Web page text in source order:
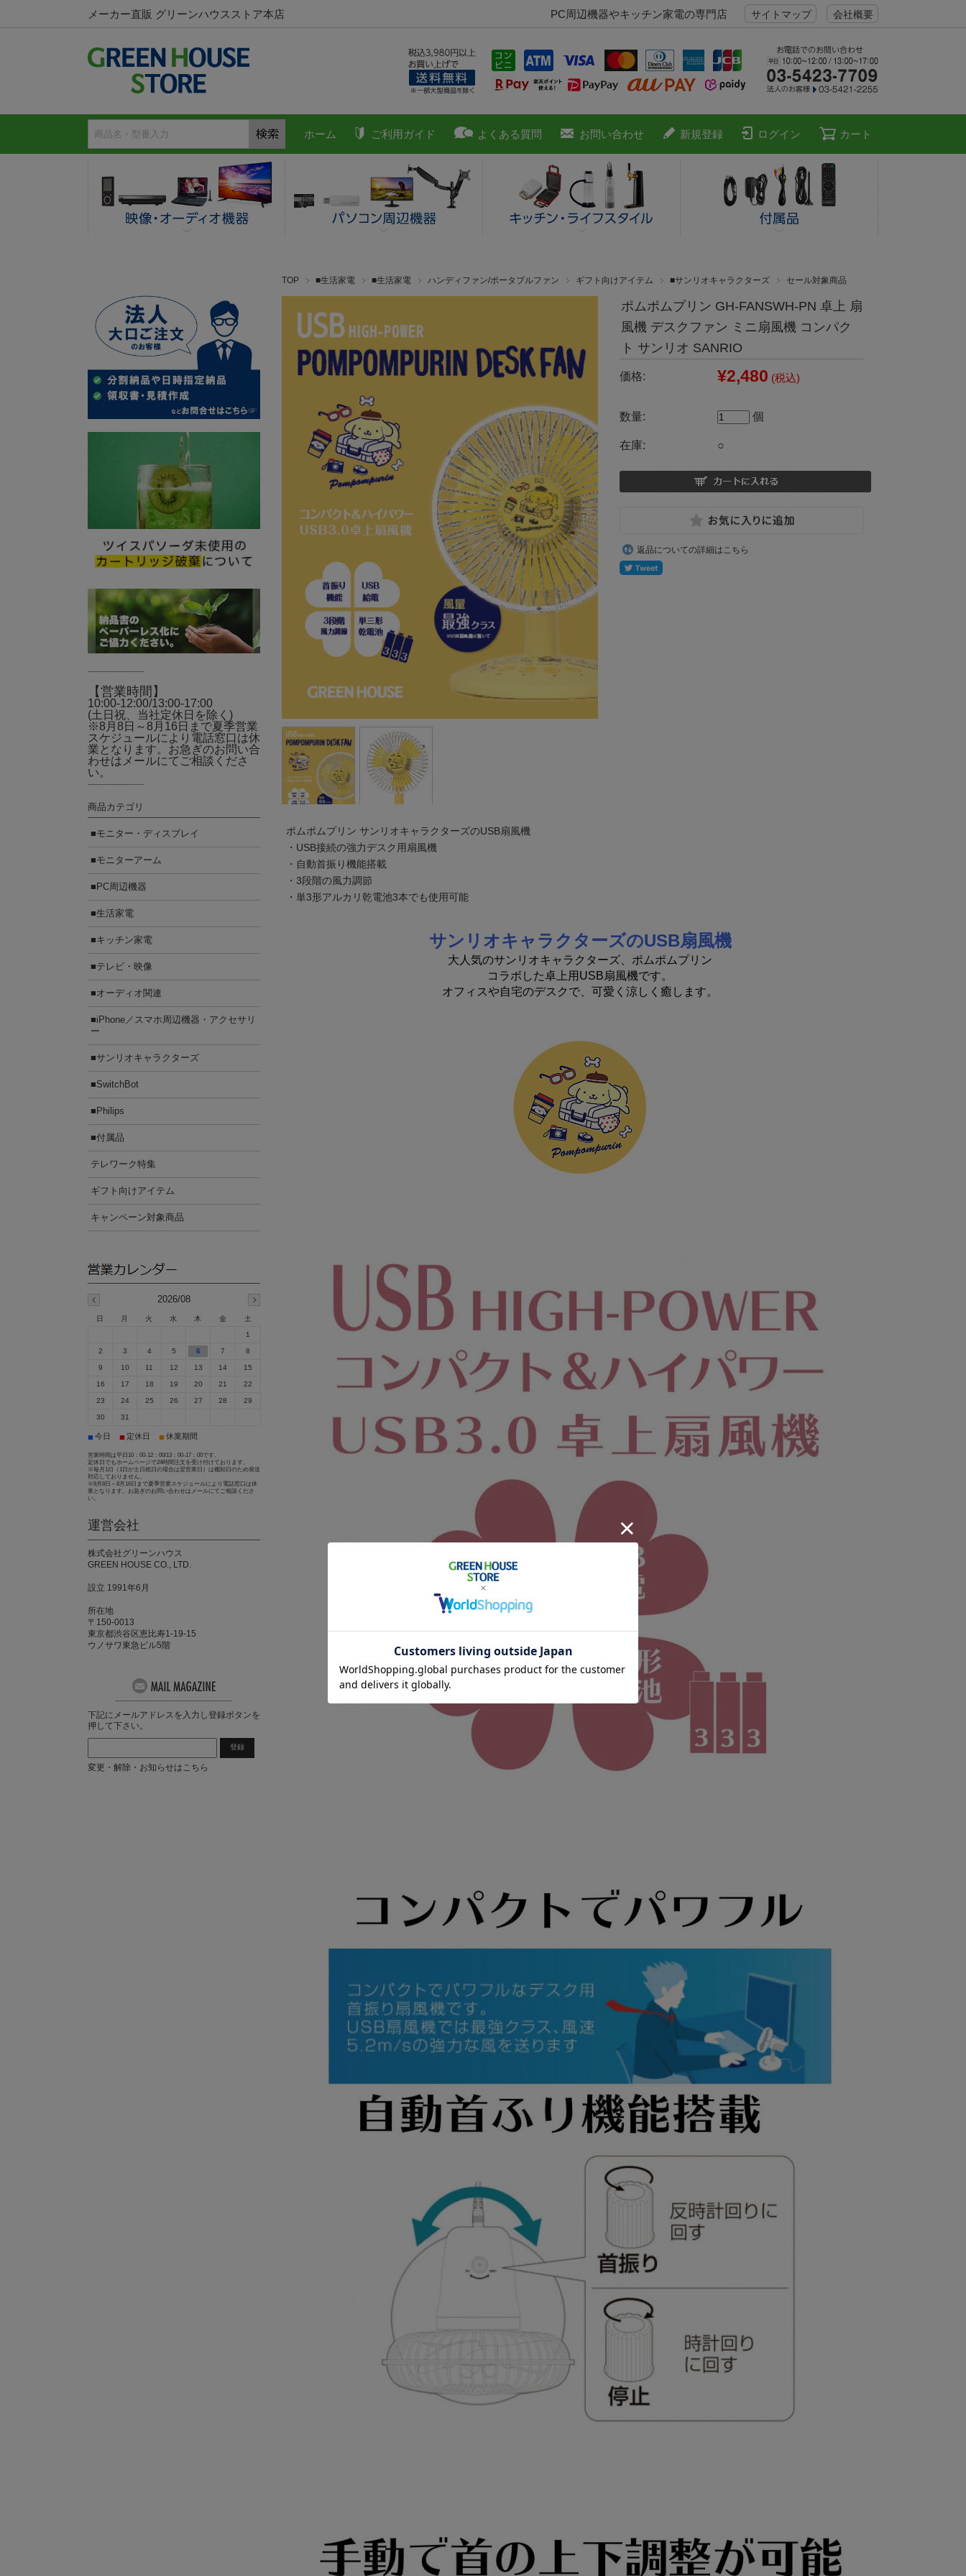
メーカー直販 グリーンハウスストア本店 PC周辺機器やキッチン家電の専門店 サイトマップ 会社概要
ホーム ご利用ガイド よくある質問 お問い合わせ 新規登録 ログイン カート
TOP ■生活家電 ■生活家電 ハンディファン/ポータブルファン ギフト向けアイテム ■サンリオキャラクターズ セール対象商品
ポムポムプリン GH-FANSWH-PN 卓上 扇
風機 デスクファン ミニ扇風機 コンパク
ト サンリオ SANRIO
価格: ¥2,480 (税込)
数量: 個
在庫: ○
返品についての詳細はこちら
ポムポムプリン サンリオキャラクターズのUSB扇風機
・USB接続の強力デスク用扇風機
・自動首振り機能搭載
・3段階の風力調節
・単3形アルカリ乾電池3本でも使用可能
サンリオキャラクターズのUSB扇風機
大人気のサンリオキャラクターズ、ポムポムプリン
コラボした卓上用USB扇風機です。
オフィスや自宅のデスクで、可愛く涼しく癒します。
--------------------------
【営業時間】
10:00-12:00/13:00-17:00
(土日祝、当社定休日を除く)
※8月8日～8月16日まで夏季営業
スケジュールにより電話窓口は休
業となります。お急ぎのお問い合
わせはメールにてご相談くださ
い。
--------------------------
商品カテゴリ
■モニター・ディスプレイ
■モニターアーム
■PC周辺機器
■生活家電
■キッチン家電
■テレビ・映像
■オーディオ関連
■iPhone／スマホ周辺機器・アクセサリ
ー
■サンリオキャラクターズ
■SwitchBot
■Philips
■付属品
テレワーク特集
ギフト向けアイテム
キャンペーン対象商品
2026/08
日 月 火 水 木 金
土
1
2 3 4 5 6 7 8
9 10 11 12 13 14 15
16 17 18 19 20 21 22
23 24 25 26 27 28 29
30 31
■ 今日 ■ 定休日 ■ 休業期間
営業時間は平日10：00-12：00/13：00-17：00です。
定休日でもホームページで24時間注文を受け付けております。
※毎月1日（1日が土日祝日の場合は翌営業日）は棚卸日のため発送
対応しておりません。
※8月8日～8月16日まで夏季営業スケジュールにより電話窓口は休
業となります。お急ぎのお問い合わせはメールにてご相談くださ
い。
運営会社
株式会社グリーンハウス
GREEN HOUSE CO., LTD.
設立 1991年6月
所在地
〒150-0013
東京都渋谷区恵比寿1-19-15
ウノサワ東急ビル5階
下記にメールアドレスを入力し登録ボタンを
押して下さい。
変更・解除・お知らせはこちら